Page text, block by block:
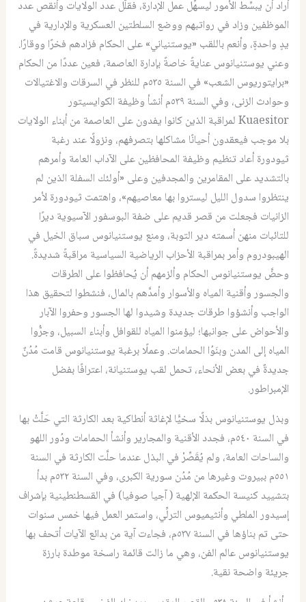
أراد أن يبسِّط الأمور ليسهِّل عمل الإدارة، فقلَّل عدد الولايات وأنقص عدد
الموظفين وزاد في رواتبهم ووضع السلطتين العسكرية والإدارية في
يدٍ واحدةٍ، وأنعم باللقب «يوستنياني» على الحكام فزادهم فخرًا ووقارًا.
وعني يوستنيانوس عنايةً خاصةً بإدارة العاصمة، فعين عددًا من الحكام
«برايتوريوس الشعب» في السنة ٥٣٥م للنظر في السرقات والاغتيالات
وحوادث الزنى، وفي السنة ٥٣٩م أنشأ وظيفة الكوايسيتور
Kuaesitorلمراقبة الذين كانوا يفدون على العاصمة من أبناء الولايات
بلا موجب فيعقدون أحيانًا مشاكلها بتصرفهم، ونزولًا عند رغبة
ثيودورة أعاد تنظيم وظيفة المحافظين على الآداب العامة وأمرهم
بالتشديد على المقامرين والمجدفين وعلى «أولئك السفلة الذين لم
ينتظروا سدول الليل ليستروا بها معاصيهم»، واهتمت ثيودورة لأمر
الزانيات فجعلت من قصر قديم على ضفة البوسفور الآسيوية ديرًا
للتائبات منهن أسمته دير التوبة، ومنع يوستنيانوس سباق الخيل في
الهيبودروم وأمر بمراقبة الأحزاب الرياضية السياسية مراقبةً شديدةً.
وحضَّ يوستنيانوس الحكام وألزمهم أن يُحافظوا على الطرقات
والجسور وأقنية المياه والأسوار وأمدَّهم بالمال، فنشطوا لتحقيق هذا
الواجب وأنشؤوا طرقات جديدة وشيدوا لها الجسور وحفروا الآبار
والأحواض على جوانبها؛ ليؤمنوا المياه للقوافل وأبناء السبيل، وجرُّوا
المياه إلى المدن وبنَوُا الحمامات. وعملًا برغبة يوستنيانوس قامت مُدُنٌ
جديدةٌ في بعض الأنحاء، تحمل لقب يوستنيانة، اعترافًا بفضل
الإمبراطور.
وبذل يوستنيانوس بذلًا سخيًّا لإغاثة أنطاكية بعد الكارثة التي حَلَّتْ بها
في السنة ٥٤٠م، فجدد الأقنية والمجارير وأنشأ الحمامات ودُور اللهو
والساحات العامة، ولم يُقَصِّرْ في البذل عندما حلَّت الكارثة في السنة
٥٥١م ببيروت وغيرها من مُدُن سورية الكبرى، وفي السنة ٥٣٢م بدأ
بتشييد كنيسة الحكمة الإلهية ( آجيا صوفيا) في القسطنطينية بإشراف
إسيدور الملطي وأنثيميوس الترلِّي، واستمر العمل فيها خمس سنوات
حتى تم بناؤها في السنة ٥٣٧م، فجاءت آية من بدائع الآيات أتحف بها
يوستنيانوس عالم الفن، وهي ما زالت قائمة راسخة موطدة بارزة
جريئة واضحة نقية.